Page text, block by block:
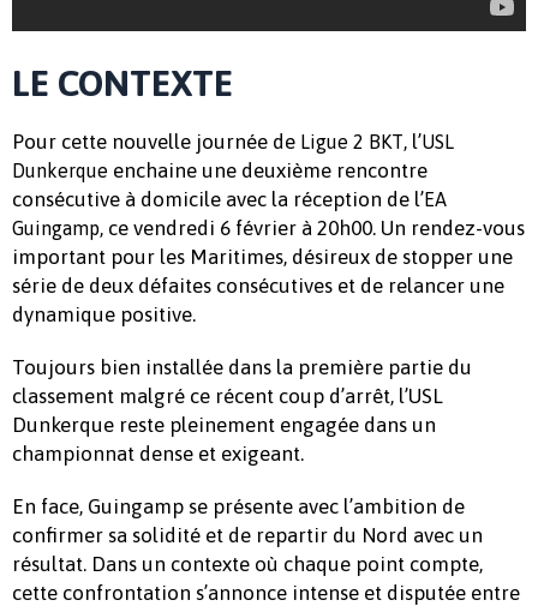
LE CONTEXTE
Pour cette nouvelle journée de Ligue 2 BKT, l’USL
Dunkerque enchaine une deuxième rencontre
consécutive à domicile avec la réception de l’EA
Guingamp, ce vendredi 6 février à 20h00. Un rendez-vous
important pour les Maritimes, désireux de stopper une
série de deux défaites consécutives et de relancer une
dynamique positive.
Toujours bien installée dans la première partie du
classement malgré ce récent coup d’arrêt, l’USL
Dunkerque reste pleinement engagée dans un
championnat dense et exigeant.
En face, Guingamp se présente avec l’ambition de
confirmer sa solidité et de repartir du Nord avec un
résultat. Dans un contexte où chaque point compte,
cette confrontation s’annonce intense et disputée entre